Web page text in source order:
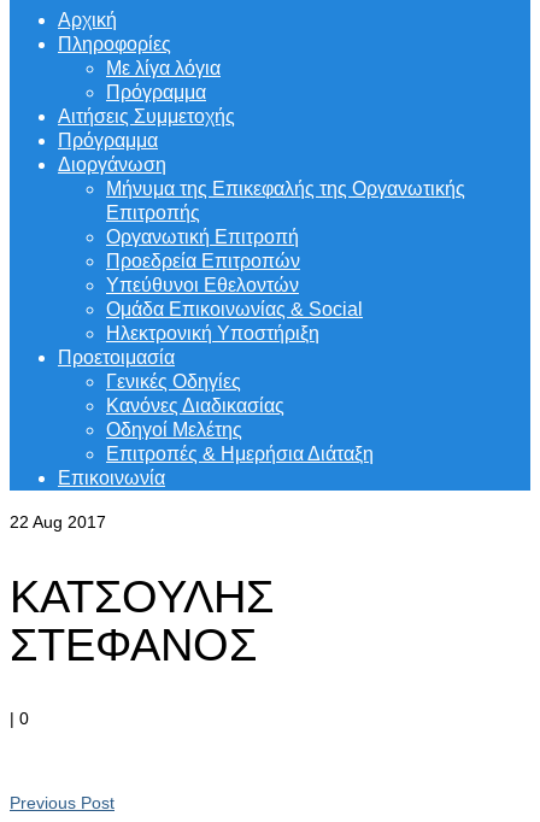
Αρχική
Πληροφορίες
Με λίγα λόγια
Πρόγραμμα
Αιτήσεις Συμμετοχής
Πρόγραμμα
Διοργάνωση
Μήνυμα της Επικεφαλής της Οργανωτικής
Επιτροπής
Οργανωτική Επιτροπή
Προεδρεία Επιτροπών
Υπεύθυνοι Εθελοντών
Ομάδα Επικοινωνίας & Social
Ηλεκτρονική Υποστήριξη
Προετοιμασία
Γενικές Οδηγίες
Κανόνες Διαδικασίας
Οδηγοί Μελέτης
Επιτροπές & Ημερήσια Διάταξη
Επικοινωνία
22 Aug 2017
ΚΑΤΣΟΥΛΗΣ
ΣΤΕΦΑΝΟΣ
| 0
Previous Post